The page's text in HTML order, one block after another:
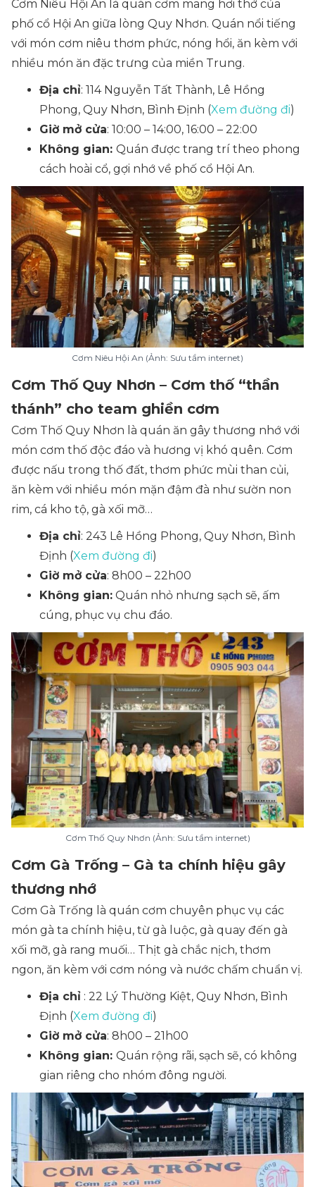
Cơm Niêu Hội An là quán cơm mang hơi thở của
phố cổ Hội An giữa lòng Quy Nhơn. Quán nổi tiếng
với món cơm niêu thơm phức, nóng hổi, ăn kèm với
nhiều món ăn đặc trưng của miền Trung.
Địa chỉ: 114 Nguyễn Tất Thành, Lê Hồng
Phong, Quy Nhơn, Bình Định (Xem đường đi)
Giờ mở cửa: 10:00 – 14:00, 16:00 – 22:00
Không gian: Quán được trang trí theo phong
cách hoài cổ, gợi nhớ về phố cổ Hội An.
Cơm Niêu Hội An (Ảnh: Sưu tầm internet)
Cơm Thố Quy Nhơn – Cơm thố “thần
thánh” cho team ghiền cơm
Cơm Thố Quy Nhơn là quán ăn gây thương nhớ với
món cơm thố độc đáo và hương vị khó quên. Cơm
được nấu trong thố đất, thơm phức mùi than củi,
ăn kèm với nhiều món mặn đậm đà như sườn non
rim, cá kho tộ, gà xối mỡ…
Địa chỉ: 243 Lê Hồng Phong, Quy Nhơn, Bình
Định (Xem đường đi)
Giờ mở cửa: 8h00 – 22h00
Không gian: Quán nhỏ nhưng sạch sẽ, ấm
cúng, phục vụ chu đáo.
Cơm Thố Quy Nhơn (Ảnh: Sưu tầm internet)
Cơm Gà Trống – Gà ta chính hiệu gây
thương nhớ
Cơm Gà Trống là quán cơm chuyên phục vụ các
món gà ta chính hiệu, từ gà luộc, gà quay đến gà
xối mỡ, gà rang muối… Thịt gà chắc nịch, thơm
ngon, ăn kèm với cơm nóng và nước chấm chuẩn vị.
Địa chỉ : 22 Lý Thường Kiệt, Quy Nhơn, Bình
Định (Xem đường đi)
Giờ mở cửa: 8h00 – 21h00
Không gian: Quán rộng rãi, sạch sẽ, có không
gian riêng cho nhóm đông người.